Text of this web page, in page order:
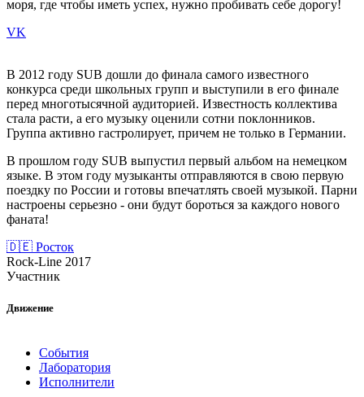
моря, где чтобы иметь успех, нужно пробивать себе дорогу!
VK
В 2012 году SUB дошли до финала самого известного
конкурса среди школьных групп и выступили в его финале
перед многотысячной аудиторией. Известность коллектива
стала расти, а его музыку оценили сотни поклонников.
Группа активно гастролирует, причем не только в Германии.
В прошлом году SUB выпустил первый альбом на немецком
языке. В этом году музыканты отправляются в свою первую
поездку по России и готовы впечатлять своей музыкой. Парни
настроены серьезно - они будут бороться за каждого нового
фаната!
🇩🇪 Росток
Rock-Line 2017
Участник
Движение
События
Лаборатория
Исполнители